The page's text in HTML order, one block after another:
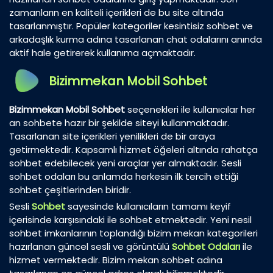
zamanların en kaliteli içerikleri de bu site altında
tasarlanmıştır. Popüler kategoriler kesintisiz sohbet ve
arkadaşlık kurma adına tasarlanan chat odalarını anında
aktif hale getirerek kullanıma açmaktadır.
Bizimmekan Mobil Sohbet
Bizimmekan Mobil Sohbetseçenekleri ile kullanıcılar her
an sohbete hazır bir şekilde siteyi kullanmaktadır.
Tasarlanan site içerikleri yenilikleri de bir araya
getirmektedir. Kapsamlı hizmet öğeleri altında rahatça
sohbet edebilecek yeni araçlar yer almaktadır. Sesli
sohbet odaları bu anlamda herkesin ilk tercih ettiği
sohbet çeşitlerinden biridir.
SesliSohbetsayesinde kullanıcıların tamamı keyif
içerisinde karşısındaki ile sohbet etmektedir. Yeni nesil
sohbet imkanlarının toplandığı bizim mekan kategorileri
hazırlanan güncel sesli ve görüntülüSohbet Odalarıile
hizmet vermektedir. Bizim mekan sohbet adına